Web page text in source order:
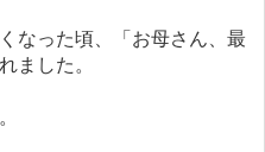
なった頃、「お母さん、最
ました。